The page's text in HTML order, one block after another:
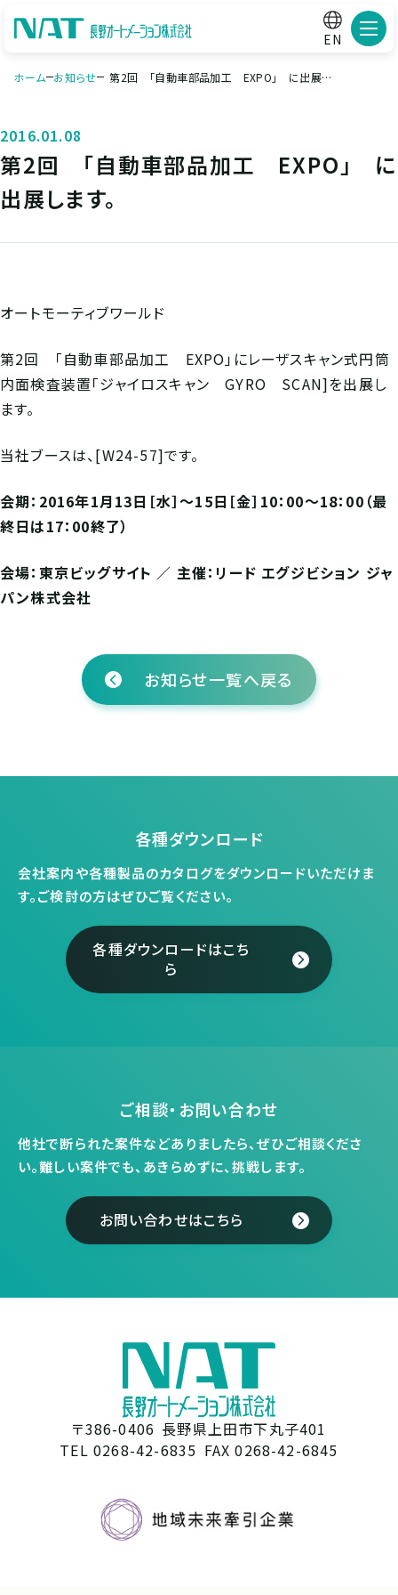
EN メニ
ホーム お知らせ 第2回 「自動車部品加工 EXPO」 に出展し
2016.01.08
第2回 「自動車部品加工 EXPO」 に
出展します。
オートモーティブワールド
第2回 「自動車部品加工 EXPO」にレーザスキャン式円筒
内面検査装置「ジャイロスキャン GYRO SCAN]を出展し
ます。
当社ブースは、[W24-57]です。
会期： 2016年1月13日［水］～15日［金］ 10： 00～18： 00 （最
終日は17： 00終了）
会場：東京ビッグサイト ／ 主催：リード エグジビション ジャ
パン株式会社
お知らせ一覧へ戻る
各種ダウンロード
会社案内や各種製品のカタログをダウンロードいただけま
す。ご検討の方はぜひご覧ください。
各種ダウンロードはこち
ら
ご相談・お問い合わせ
他社で断られた案件などありましたら、ぜひご相談くださ
い。難しい案件でも、あきらめずに、挑戦します。
お問い合わせはこちら
〒386-0406 長野県上田市下丸子401
TEL 0268-42-6835 FAX 0268-42-6845